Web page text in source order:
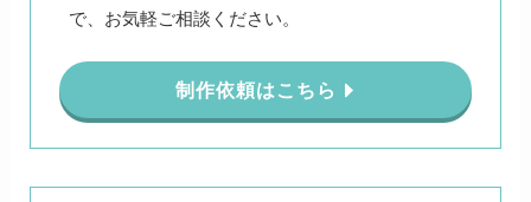
で、お気軽ご相談ください。
制作依頼はこちら